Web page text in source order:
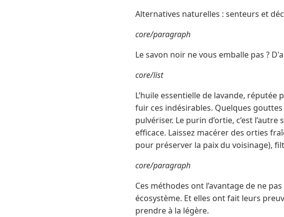
Alternatives naturelles : senteurs et
core/paragraph
Le savon noir ne vous emballe pas ?
core/list
L’huile essentielle de lavande,
fuir ces indésirables. Quelques
pulvériser. Le purin d’ortie, c’est
efficace. Laissez macérer des orties
pour préserver la paix du voisinage),
core/paragraph
Ces méthodes ont l’avantage de ne
écosystème. Et elles ont fait leurs
prendre à la légère.